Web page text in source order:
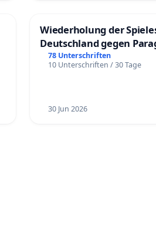
Wiederholung der
Deutschland gegen
78 Unterschriften
10 Unterschriften / 30 Tage
30 Jun 2026